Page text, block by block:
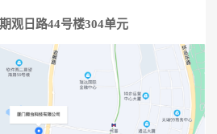
观日路44号楼304单元